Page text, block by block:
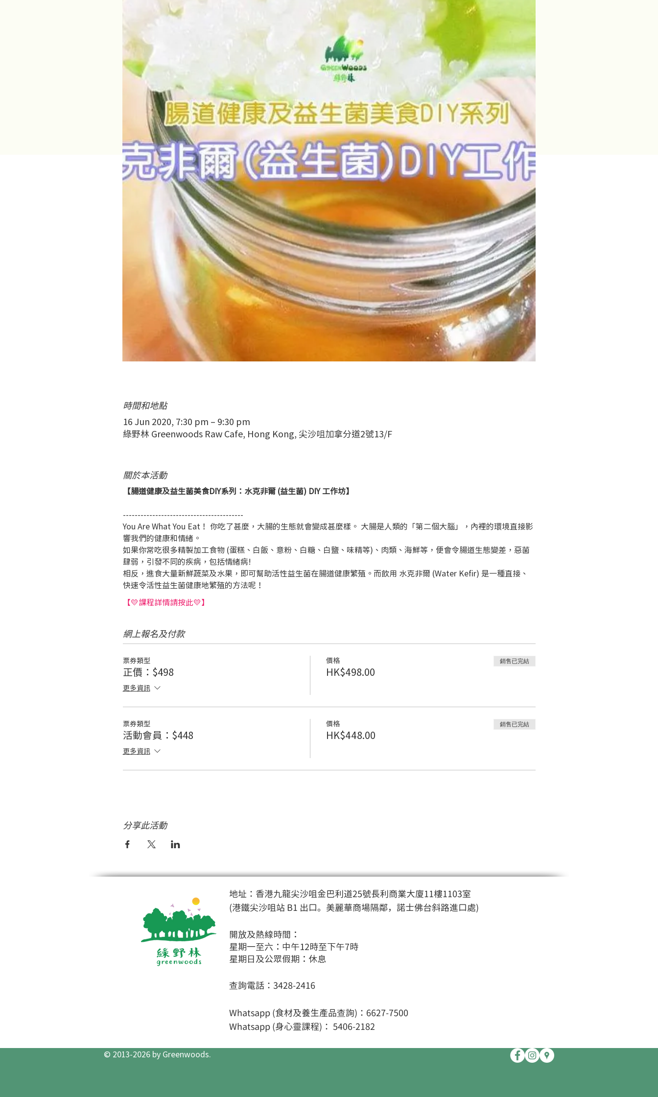
時間和地點
16 Jun 2020, 7:30 pm – 9:30 pm
綠野林 Greenwoods Raw Cafe, Hong Kong, 尖沙咀加拿分道2號13/F
關於本活動
【腸道健康及益生菌美食DIY系列：水克非爾 (益生菌) DIY 工作坊】
-----------------------------------------
You Are What You Eat！ 你吃了甚麼，大腸的生態就會變成甚麼樣。 大腸是人類的「第二個大腦」，內裡的環境直接影
響我們的健康和情緒。
如果你常吃很多精製加工食物 (蛋糕、白飯、意粉、白糖、白鹽、味精等)、肉類、海鮮等，便會令腸道生態變差，惡菌
肆弱，引發不同的疾病，包括情緒病!
相反，進食大量新鮮蔬菜及水果，即可幫助活性益生菌在腸道健康繁殖。而飲用 水克非爾 (Water Kefir) 是一種直接、
快速令活性益生菌健康地繁殖的方法呢！
【💛課程詳情請按此💛】
網上報名及付款
票券類型
正價：$498
更多資訊
價格
HK$498.00
銷售已完結
票券類型
活動會員：$448
更多資訊
價格
HK$448.00
銷售已完結
分享此活動
地址：香港九龍尖沙咀金巴利道25號長利商業大廈11樓1103室
(港鐵尖沙咀站 B1 出口。美麗華商場隔鄰，諾士佛台斜路進口處)
開放及熱線時間：
星期一至六：中午12時至下午7時
星期日及公眾假期：休息
查詢電話：3428-2416
Whatsapp (食材及養生產品查詢)：6627-7500
Whatsapp (身心靈課程)： 5406-2182
© 2013-2026 by Greenwoods.